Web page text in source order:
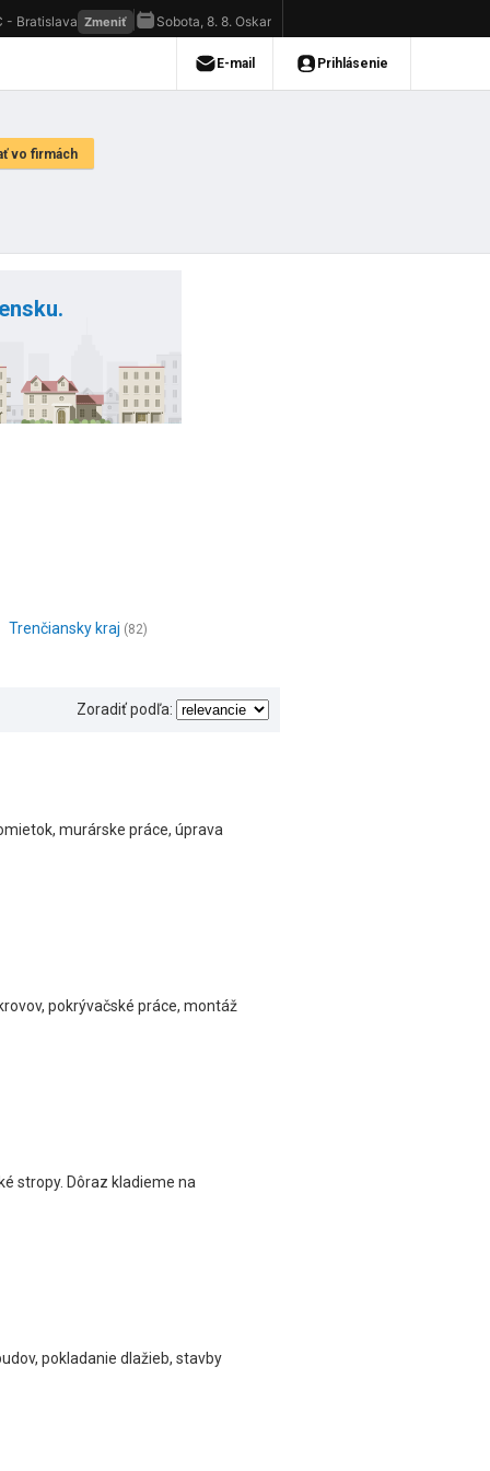
Trenčiansky kraj (82)
Zoradiť podľa:
murárske práce, úprava
pokrývačské práce, montáž
stropy. Dôraz kladieme na
pokladanie dlažieb, stavby